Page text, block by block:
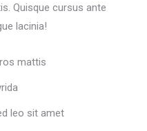
Quisque cursus ante
lacinia!
mattis
leo sit amet